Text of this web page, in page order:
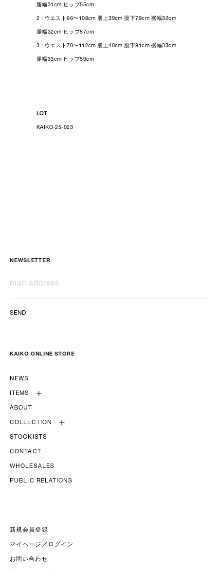
腿幅31cm ヒップ55cm
2 : ウエスト66〜108cm 股上39cm 股下79cm 裾幅32cm
腿幅32cm ヒップ57cm
3 : ウエスト70〜112cm 股上40cm 股下81cm 裾幅33cm
腿幅33cm ヒップ59cm
LOT
KAIKO-25-023
NEWSLETTER
SEND
KAIKO ONLINE STORE
NEWS
ITEMS
ABOUT
COLLECTION
STOCKISTS
CONTACT
WHOLESALES
PUBLIC RELATIONS
新規会員登録
マイページ／ログイン
お問い合わせ